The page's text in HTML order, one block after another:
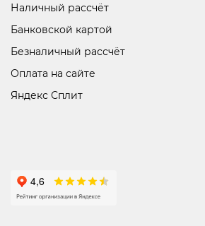
Наличный рассчёт
Банковской картой
Безналичный рассчёт
Оплата на сайте
Яндекс Сплит